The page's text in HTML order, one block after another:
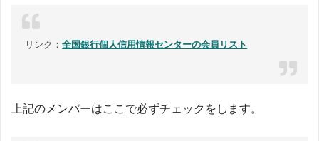
リンク：全国銀行個人信用情報センターの会員リスト
上記のメンバーはここで必ずチェックをします。